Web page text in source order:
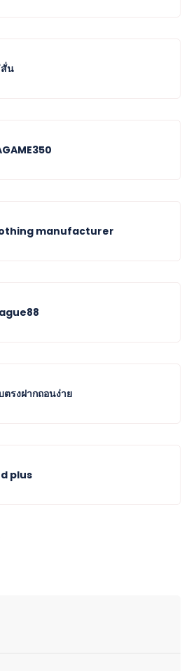
น
manufacturer
ตรงฝากถอนง่าย
plus